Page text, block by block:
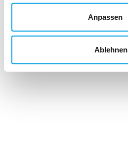
Anpassen
Ablehnen